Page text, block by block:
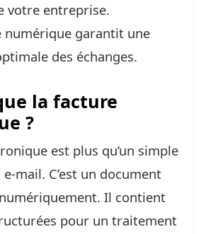
votre entreprise.
numérique garantit une
des échanges.
la facture
?
est plus qu’un simple
e-mail. C’est un document
Il contient
pour un traitement